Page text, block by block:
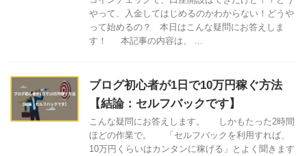
やって、入金してはじめるのかわからない！どうや
って始めるの？ 本日はこんな疑問にお答えしま
す！ 本記事の内容は、 ...
ブログ初心者が1日で10万円稼ぐ方法
【結論：セルフバックです】
こんな疑問にお答えします。 しかもたった2時間
ほどの作業で。 「セルフバックを利用すれば、
10万円くらいはカンタンに稼げる」とよく聞きます